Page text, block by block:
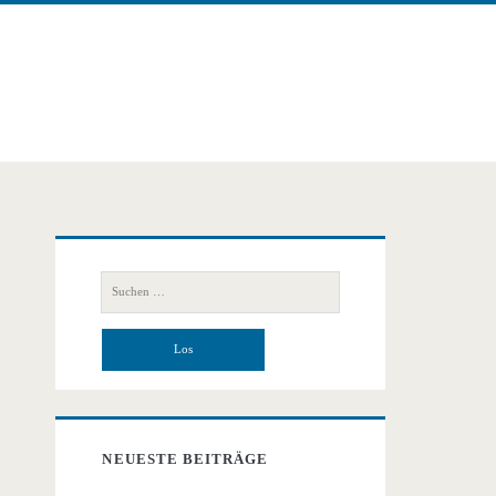
Primäre
Seitenleiste
nach:
NEUESTE BEITRÄGE